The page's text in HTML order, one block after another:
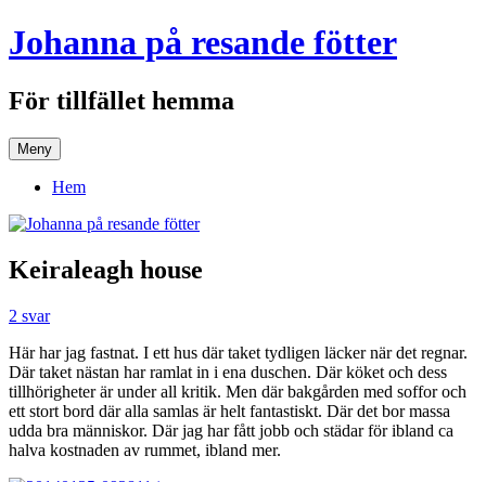
Hoppa
till
Johanna på resande fötter
För tillfället hemma
Meny
Hem
Keiraleagh house
2 svar
Här har jag fastnat. I ett hus där taket tydligen läcker när det regnar.
Där taket nästan har ramlat in i ena duschen. Där köket och dess
tillhörigheter är under all kritik. Men där bakgården med soffor och
ett stort bord där alla samlas är helt fantastiskt. Där det bor massa
udda bra människor. Där jag har fått jobb och städar för ibland ca
halva kostnaden av rummet, ibland mer.